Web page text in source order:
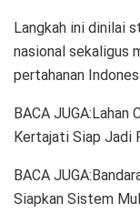
Langkah ini dinilai
nasional sekaligus
pertahanan
BACA JUGA:Lahan
Kertajati Siap Jadi
BACA
Siapkan Sistem